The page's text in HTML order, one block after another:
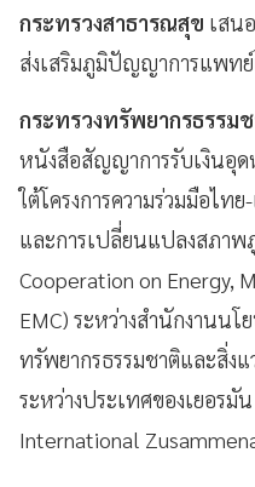
กระทรวงสาธารณสุข เสน
ส่งเสริมภูมิปัญญาการแพท
กระทรวงทรัพยากรธรรม
หนังสือสัญญาการรับเงินอุ
ใต้โครงการความร่วมมือไท
และการเปลี่ยนแปลงสภาพ
Cooperation on Energy,
EMC) ระหว่างสำนักงานน
ทรัพยากรธรรมชาติและสิ่ง
ระหว่างประเทศของเยอร
International